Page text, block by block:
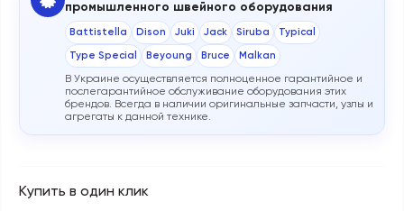
промышленного швейного оборудования
Battistella Dison Juki Jack Siruba Typical
Type Special Beyoung Bruce Malkan
В Украине осуществляется полноценное гарантийное и
послегарантийное обслуживание оборудования этих
брендов. Всегда в наличии оригинальные запчасти, узлы и
агрегаты к данной технике.
Купить в один клик